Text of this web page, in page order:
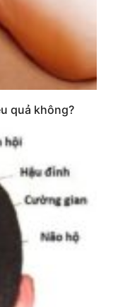
quả không?